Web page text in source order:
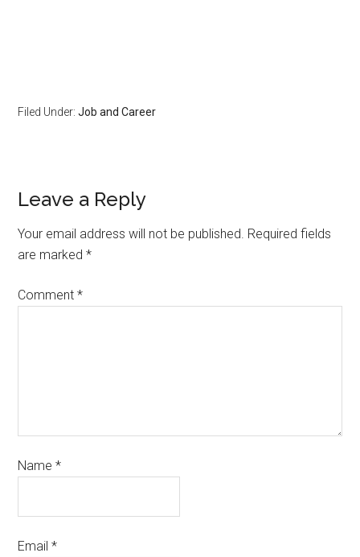
Filed Under:Job and Career
Leave a Reply
Your email address will not be published. Required fields
are marked*
Comment*
Name*
Email*